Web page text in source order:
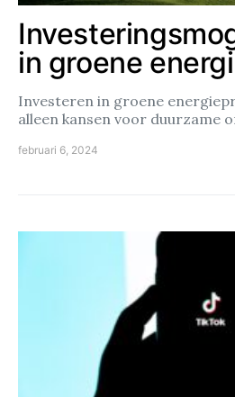
in groene
Investeren in groene
alleen kansen voor duurzame
februari 6, 2024